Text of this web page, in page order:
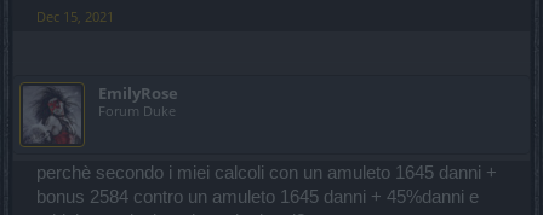
Dec 15, 2021
EmilyRose
Forum Duke
perchè secondo i miei calcoli con un amuleto 1645 danni +
bonus 2584 contro un amuleto 1645 danni + 45%danni e